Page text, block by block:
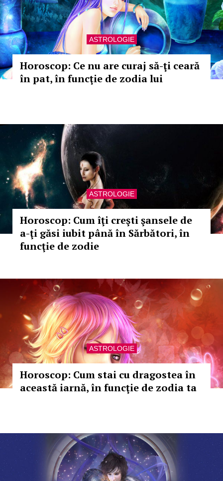
ASTROLOGIE
Horoscop: Ce nu are curaj să-ţi ceară
în pat, în funcţie de zodia lui
ASTROLOGIE
Horoscop: Cum îţi creşti şansele de
a-ţi găsi iubit până în Sărbători, în
funcţie de zodie
ASTROLOGIE
Horoscop: Cum stai cu dragostea în
această iarnă, în funcţie de zodia ta